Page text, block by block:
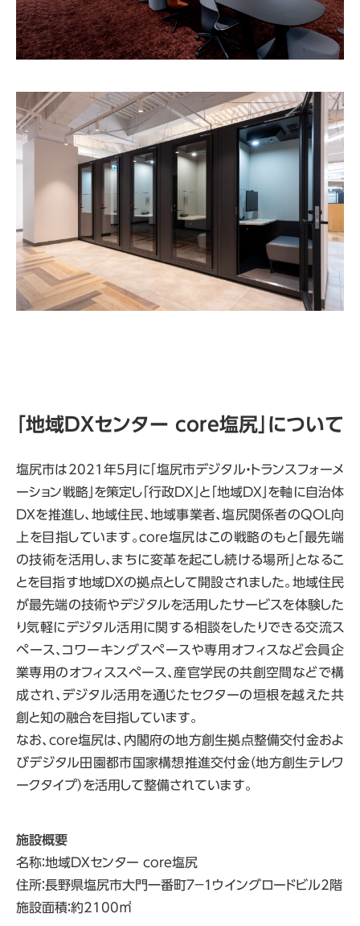
「地域DXセンター core塩尻」について
塩尻市は2021年5月に「塩尻市デジタル・トランスフォーメ
ーション戦略」を策定し「行政DX」と「地域DX」を軸に自治体
DXを推進し、地域住民、地域事業者、塩尻関係者のQOL向
上を目指しています。core塩尻はこの戦略のもと「最先端
の技術を活用し、まちに変革を起こし続ける場所」となるこ
とを目指す地域DXの拠点として開設されました。地域住民
が最先端の技術やデジタルを活用したサービスを体験した
り気軽にデジタル活用に関する相談をしたりできる交流ス
ペース、コワーキングスペースや専用オフィスなど会員企
業専用のオフィススペース、産官学民の共創空間などで構
成され、デジタル活用を通じたセクターの垣根を越えた共
創と知の融合を目指しています。
なお、core塩尻は、内閣府の地方創生拠点整備交付金およ
びデジタル田園都市国家構想推進交付金（地方創生テレワ
ークタイプ）を活用して整備されています。
施設概要
名称：地域DXセンター core塩尻
住所：長野県塩尻市大門一番町７−１ウイングロードビル2階
施設面積：約2100㎡